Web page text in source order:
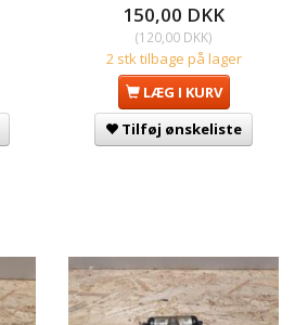
150,00 DKK
(120,00 DKK)
2 stk tilbage på lager
LÆG I KURV
Tilføj ønskeliste